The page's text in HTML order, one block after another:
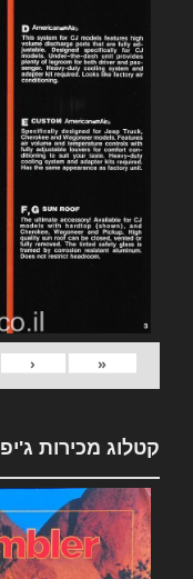
«
‹
קטלוג מכירות ג'יפ 1981